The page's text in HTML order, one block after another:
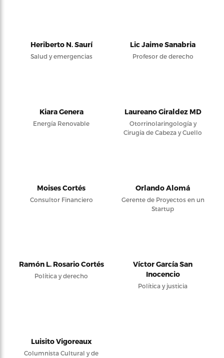
Heriberto N. Saurí
Salud y emergencias
Lic Jaime Sanabria
Profesor de derecho
Kiara Genera
Energía Renovable
Laureano Giraldez MD
Otorrinolaringología y
Cirugía de Cabeza y Cuello
Moises Cortés
Consultor Financiero
Orlando Alomá
Gerente de Proyectos en un
Startup
Ramón L. Rosario Cortés
Política y derecho
Víctor García San
Inocencio
Política y justicia
Luisito Vigoreaux
Columnista Cultural y de